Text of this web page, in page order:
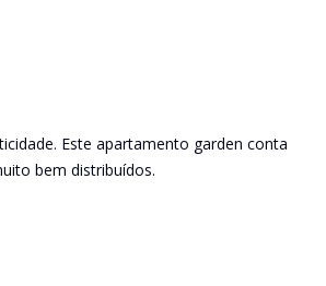
Este apartamento garden conta
bem distribuídos.